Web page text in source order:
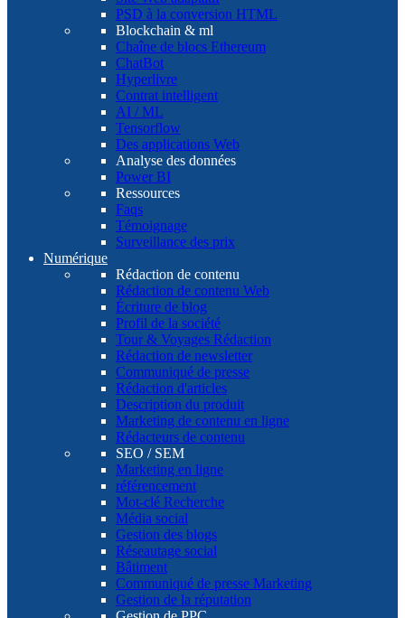
PSD à la conversion HTML
Blockchain & ml
Chaîne de blocs Ethereum
ChatBot
Hyperlivre
Contrat intelligent
AI / ML
Tensorflow
Des applications Web
Analyse des données
Power BI
Ressources
Faqs
Témoignage
Surveillance des prix
Numérique
Rédaction de contenu
Rédaction de contenu Web
Écriture de blog
Profil de la société
Tour & Voyages Rédaction
Rédaction de newsletter
Communiqué de presse
Rédaction d'articles
Description du produit
Marketing de contenu en ligne
Rédacteurs de contenu
SEO / SEM
Marketing en ligne
référencement
Mot-clé Recherche
Média social
Gestion des blogs
Réseautage social
Bâtiment
Communiqué de presse Marketing
Gestion de la réputation